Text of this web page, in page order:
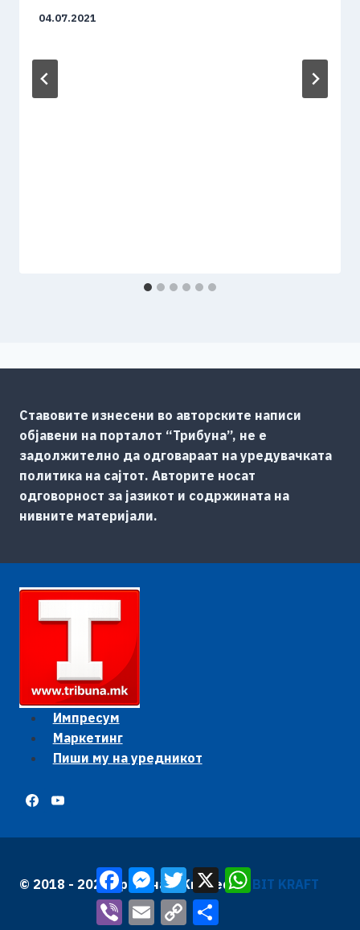
04.07.2021
Ставовите изнесени во авторските написи
објавени на порталот “Трибуна”, не е
задолжително да одговараат на уредувачката
политика на сајтот. Авторите носат
одговорност за јазикот и содржината на
нивните материјали.
Импресум
Маркетинг
Пиши му на уредникот
© 2018 - 2026 Трибуна | Krafted by BIT KRAFT
FacebookMessenger
TwitterX
Viber
Email Copy
Link